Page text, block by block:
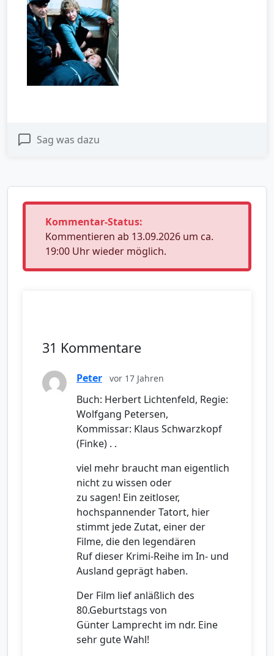
Sag was dazu
Kommentar-Status:
Kommentieren ab 13.09.2026 um ca.
19:00 Uhr wieder möglich.
31 Kommentare
Peter vor 17 Jahren
Buch: Herbert Lichtenfeld, Regie:
Wolfgang Petersen,
Kommissar: Klaus Schwarzkopf
(Finke) . .
viel mehr braucht man eigentlich
nicht zu wissen oder
zu sagen! Ein zeitloser,
hochspannender Tatort, hier
stimmt jede Zutat, einer der
Filme, die den legendären
Ruf dieser Krimi-Reihe im In- und
Ausland geprägt haben.
Der Film lief anläßlich des
80.Geburtstags von
Günter Lamprecht im ndr. Eine
sehr gute Wahl!